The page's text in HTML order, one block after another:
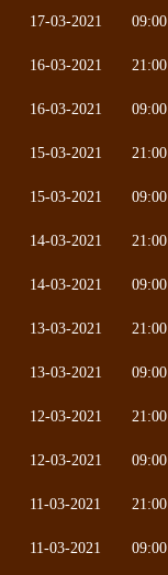
17-03-2021 09:00
16-03-2021 21:00
16-03-2021 09:00
15-03-2021 21:00
15-03-2021 09:00
14-03-2021 21:00
14-03-2021 09:00
13-03-2021 21:00
13-03-2021 09:00
12-03-2021 21:00
12-03-2021 09:00
11-03-2021 21:00
11-03-2021 09:00